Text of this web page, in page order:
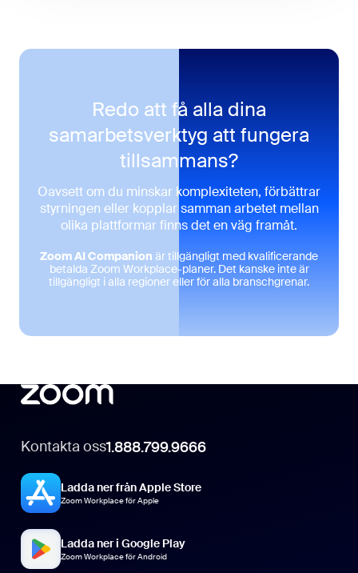
Redo att få alla dina
samarbetsverktyg att fungera
tillsammans?
Oavsett om du minskar komplexiteten, förbättrar
styrningen eller kopplar samman arbetet mellan
olika plattformar finns det en väg framåt.
Zoom AI Companion är tillgängligt med kvalificerande
betalda Zoom Workplace-planer. Det kanske inte är
tillgängligt i alla regioner eller för alla branschgrenar.
Kontakta oss1.888.799.9666
Ladda ner från Apple Store
Zoom Workplace för Apple
Ladda ner i Google Play
Zoom Workplace för Android